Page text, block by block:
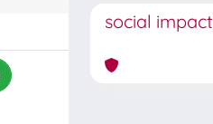
social impact